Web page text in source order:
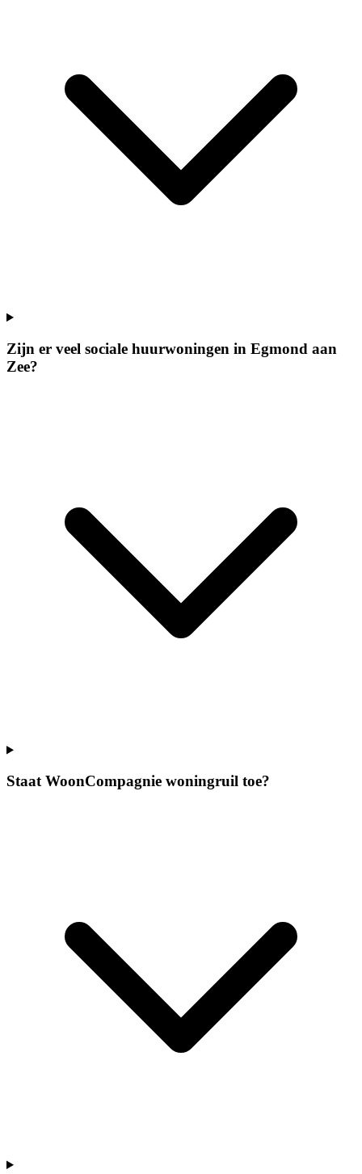
Zijn er veel sociale huurwoningen in Egmond aan
Zee?
Staat WoonCompagnie woningruil toe?